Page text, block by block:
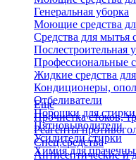
Генеральная уборка
Моющие средства
Средства для мытья
Послестроительная
Профессиональные
Жидкие средства
Кондиционеры,
Отбеливатели
Порошки для стирки
Пятновыводители
Усилители стирки
Химия для
Еще
Прочистка стоков,
Реагенты
Спец.средства
Антисептические и